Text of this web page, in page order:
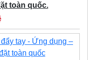
toàn quốc.